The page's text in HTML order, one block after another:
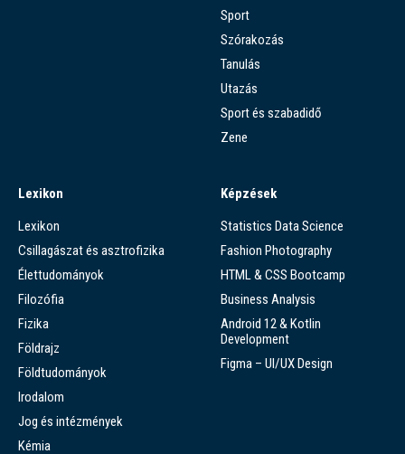
Sport
Szórakozás
Tanulás
Utazás
Sport és szabadidő
Zene
Lexikon
Lexikon
Csillagászat és asztrofizika
Élettudományok
Filozófia
Fizika
Földrajz
Földtudományok
Irodalom
Jog és intézmények
Kémia
Képzések
Statistics Data Science
Fashion Photography
HTML & CSS Bootcamp
Business Analysis
Android 12 & Kotlin
Development
Figma – UI/UX Design